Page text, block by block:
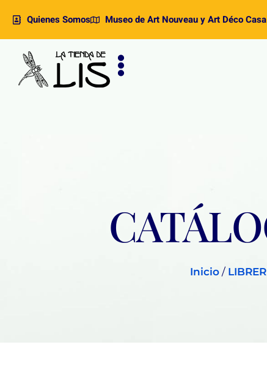
Quienes Somos Museo de Art Nouveau y Art Déco
Inicio/